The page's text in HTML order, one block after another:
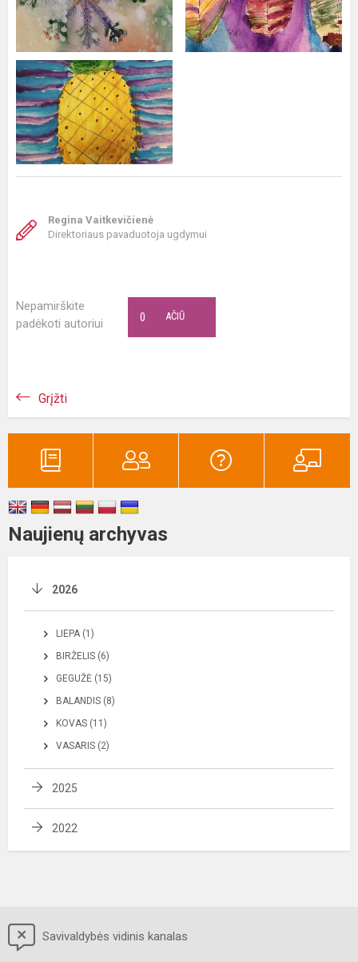
Regina Vaitkevičienė
Direktoriaus pavaduotoja ugdymui
Nepamirškite
padėkoti autoriui
AČIŪ
0
Grįžti
Naujienų archyvas
2026
LIEPA (1)
BIRŽELIS (6)
GEGUŽĖ (15)
BALANDIS (8)
KOVAS (11)
VASARIS (2)
2025
2022
Savivaldybės vidinis kanalas